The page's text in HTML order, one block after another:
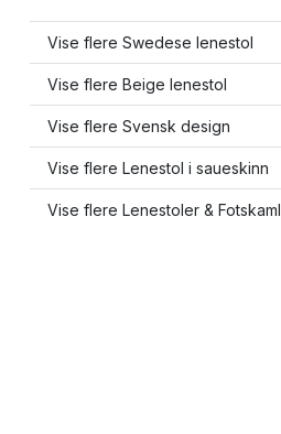
Vise flere Swedese lenestol
Vise flere Beige lenestol
Vise flere Svensk design
Vise flere Lenestol i saueskinn
Vise flere Lenestoler &